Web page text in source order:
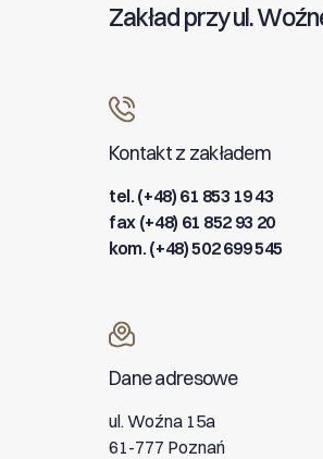
Zakład przy ul.
Kontakt z zakładem
tel. (+48) 61 853 19 43
fax (+48) 61 852 93 20
kom. (+48) 502 699 545
Dane adresowe
ul. Woźna 15a
61-777 Poznań